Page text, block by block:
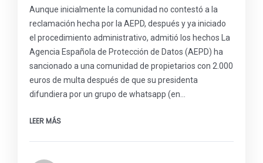
Aunque inicialmente la comunidad no contestó a la
reclamación hecha por la AEPD, después y ya iniciado
el procedimiento administrativo, admitió los hechos La
Agencia Española de Protección de Datos (AEPD) ha
sancionado a una comunidad de propietarios con 2.000
euros de multa después de que su presidenta
difundiera por un grupo de whatsapp (en…
LEER MÁS